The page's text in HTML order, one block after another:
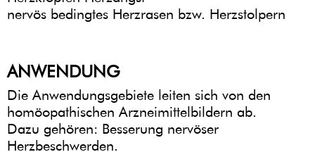
nervös bedingtes Herzrasen bzw. Herzstolpern
ANWENDUNG
Die Anwendungsgebiete leiten sich von den
homöopathischen Arzneimittelbildern ab.
Dazu gehören: Besserung nervöser
Herzbeschwerden.